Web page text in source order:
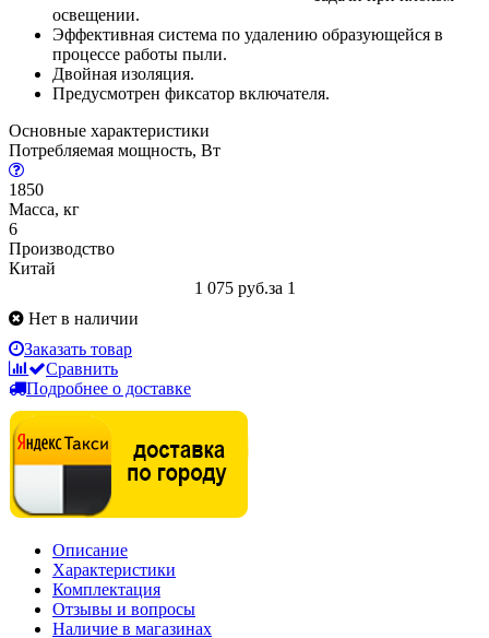
освещении.
Эффективная система по удалению образующейся в
процессе работы пыли.
Двойная изоляция.
Предусмотрен фиксатор включателя.
Основные характеристики
Потребляемая мощность, Вт
1850
Масса, кг
6
Производство
Китай
1 075 руб.за 1
Нет в наличии
Заказать товар
Сравнить
Подробнее о доставке
Описание
Характеристики
Комплектация
Отзывы и вопросы
Наличие в магазинах